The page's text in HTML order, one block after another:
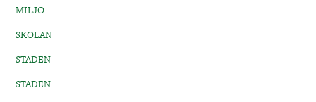
MILJÖ
SKOLAN
STADEN
STADEN